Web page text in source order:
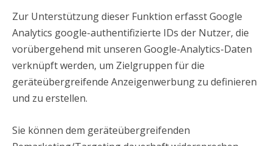
Zur Unterstützung dieser Funktion erfasst Google
Analytics google-authentifizierte IDs der Nutzer, die
vorübergehend mit unseren Google-Analytics-Daten
verknüpft werden, um Zielgruppen für die
geräteübergreifende Anzeigenwerbung zu definieren
und zu erstellen.
Sie können dem geräteübergreifenden